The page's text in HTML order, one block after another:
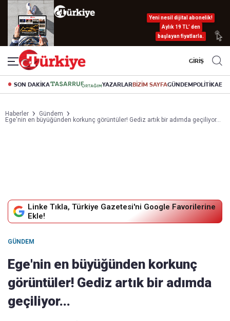
Yeni nesil dijital abonelik!
Aylık 19 TL’ den
başlayan fiyatlarla.
GİRİŞ
SON DAKİKA YAZARLARBİZİM SAYFAGÜNDEMPOLİTİKA
Haberler
Gündem
Ege'nin en büyüğünden korkunç görüntüler! Gediz artık bir adımda geçiliyor...
Linke Tıkla, Türkiye Gazetesi'ni Google Favorilerine
Ekle!
GÜNDEM
Ege'nin en büyüğünden korkunç
görüntüler! Gediz artık bir adımda
geçiliyor...